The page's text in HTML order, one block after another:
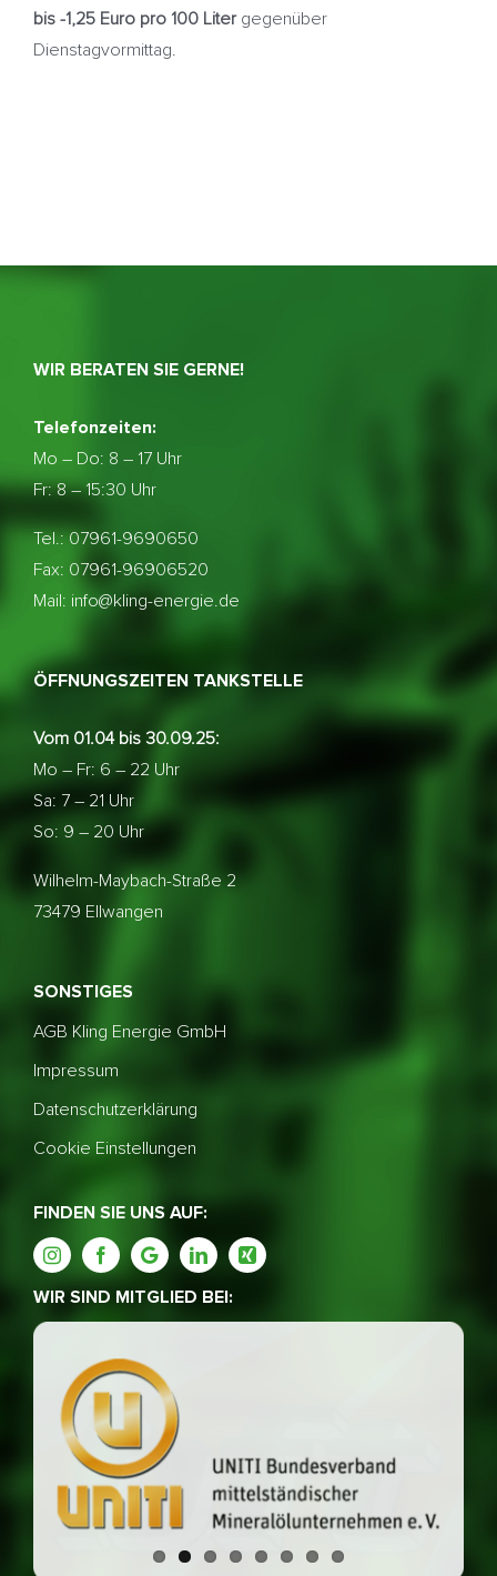
bis -1,25 Euro pro 100 Litergegenüber
Dienstagvormittag.
WIR BERATEN SIE GERNE!
Telefonzeiten:
Mo – Do: 8 – 17 Uhr
Fr: 8 – 15:30 Uhr
Tel.: 07961-9690650
Fax: 07961-96906520
Mail: info@kling-energie.de
ÖFFNUNGSZEITEN TANKSTELLE
Vom 01.04 bis 30.09.25:
Mo – Fr: 6 – 22 Uhr
Sa: 7 – 21 Uhr
So: 9 – 20 Uhr
Wilhelm-Maybach-Straße 2
73479 Ellwangen
SONSTIGES
AGB Kling Energie GmbH
Impressum
Datenschutzerklärung
Cookie Einstellungen
FINDEN SIE UNS AUF:
WIR SIND MITGLIED BEI: